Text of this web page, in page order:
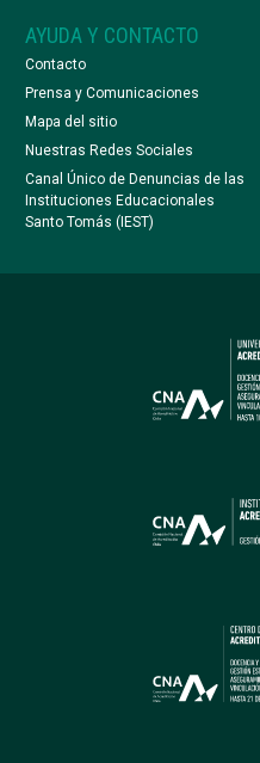
AYUDA Y CONTACTO
Contacto
Prensa y Comunicaciones
Mapa del sitio
Nuestras Redes Sociales
Canal Único de Denuncias de las
Instituciones Educacionales
Santo Tomás (IEST)